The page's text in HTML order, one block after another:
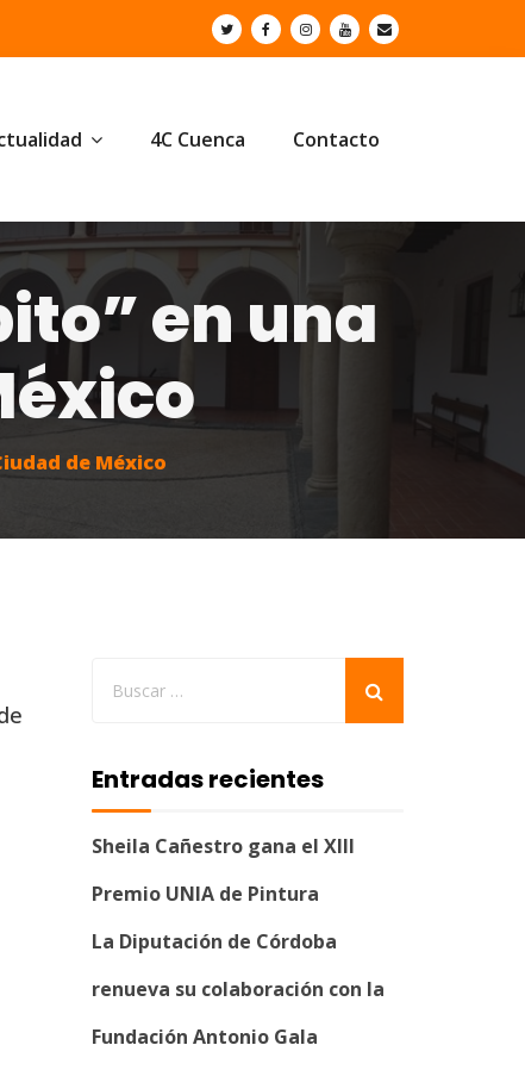
4C Cuenca Contacto
en una
de México
Entradas recientes
Sheila Cañestro gana el XIII
Premio UNIA de Pintura
La Diputación de Córdoba
renueva su colaboración con la
Fundación Antonio Gala